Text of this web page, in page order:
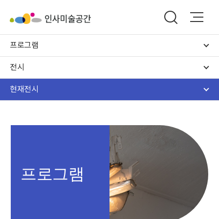
프로그램
전시
현재전시
프로그램